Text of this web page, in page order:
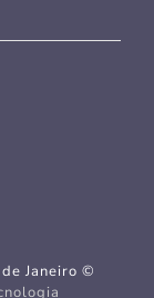
Janeiro ©